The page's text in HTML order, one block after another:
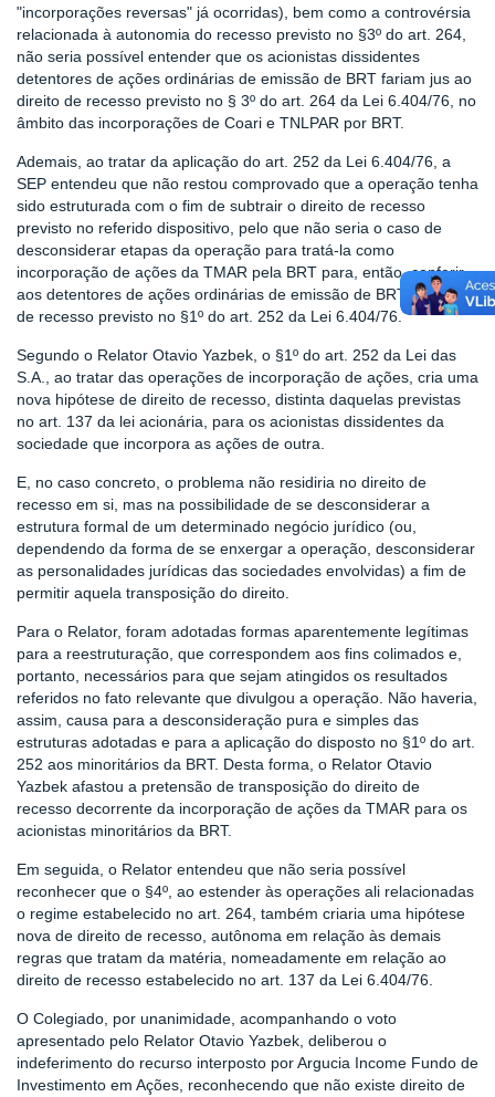
"incorporações reversas" já ocorridas), bem como a controvérsia
relacionada à autonomia do recesso previsto no §3º do art. 264,
não seria possível entender que os acionistas dissidentes
detentores de ações ordinárias de emissão de BRT fariam jus ao
direito de recesso previsto no § 3º do art. 264 da Lei 6.404/76, no
âmbito das incorporações de Coari e TNLPAR por BRT.
Ademais, ao tratar da aplicação do art. 252 da Lei 6.404/76, a
SEP entendeu que não restou comprovado que a operação tenha
sido estruturada com o fim de subtrair o direito de recesso
previsto no referido dispositivo, pelo que não seria o caso de
desconsiderar etapas da operação para tratá-la como
incorporação de ações da TMAR pela BRT para, então, conferir,
aos detentores de ações ordinárias de emissão de BRT o direito
de recesso previsto no §1º do art. 252 da Lei 6.404/76.
Segundo o Relator Otavio Yazbek, o §1º do art. 252 da Lei das
S.A., ao tratar das operações de incorporação de ações, cria uma
nova hipótese de direito de recesso, distinta daquelas previstas
no art. 137 da lei acionária, para os acionistas dissidentes da
sociedade que incorpora as ações de outra.
E, no caso concreto, o problema não residiria no direito de
recesso em si, mas na possibilidade de se desconsiderar a
estrutura formal de um determinado negócio jurídico (ou,
dependendo da forma de se enxergar a operação, desconsiderar
as personalidades jurídicas das sociedades envolvidas) a fim de
permitir aquela transposição do direito.
Para o Relator, foram adotadas formas aparentemente legítimas
para a reestruturação, que correspondem aos fins colimados e,
portanto, necessários para que sejam atingidos os resultados
referidos no fato relevante que divulgou a operação. Não haveria,
assim, causa para a desconsideração pura e simples das
estruturas adotadas e para a aplicação do disposto no §1º do art.
252 aos minoritários da BRT. Desta forma, o Relator Otavio
Yazbek afastou a pretensão de transposição do direito de
recesso decorrente da incorporação de ações da TMAR para os
acionistas minoritários da BRT.
Em seguida, o Relator entendeu que não seria possível
reconhecer que o §4º, ao estender às operações ali relacionadas
o regime estabelecido no art. 264, também criaria uma hipótese
nova de direito de recesso, autônoma em relação às demais
regras que tratam da matéria, nomeadamente em relação ao
direito de recesso estabelecido no art. 137 da Lei 6.404/76.
O Colegiado, por unanimidade, acompanhando o voto
apresentado pelo Relator Otavio Yazbek, deliberou o
indeferimento do recurso interposto por Argucia Income Fundo de
Investimento em Ações, reconhecendo que não existe direito de